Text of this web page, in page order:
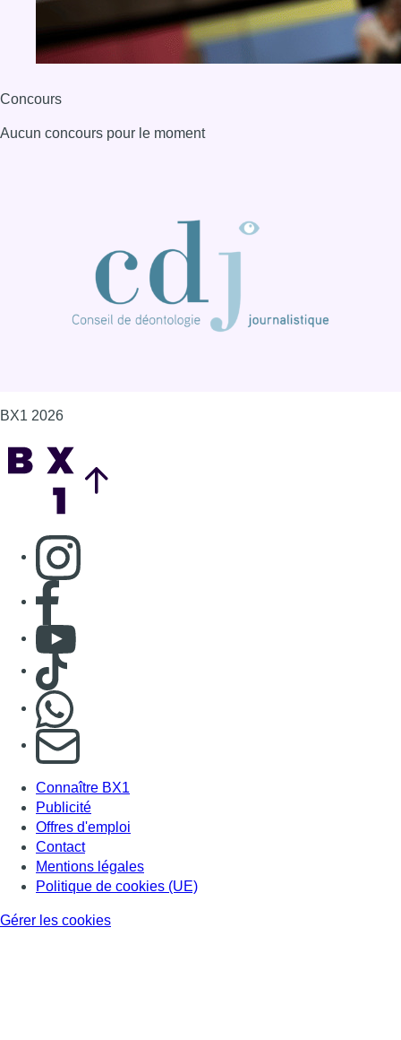
Concours
Aucun concours pour le moment
BX1 2026
Consulter page Instagram
Consulter page Facebook
Consulter Youtube
Consulter TikTok
S'abonner à notre newsletter
Connaître BX1
Publicité
Offres d'emploi
Contact
Mentions légales
Politique de cookies (UE)
Gérer les cookies